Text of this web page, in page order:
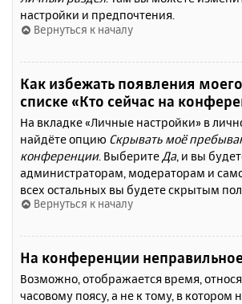
настройки и предпочтения.
Вернуться к началу
Как избежать появления
списке «Кто сейчас на
На вкладке «Личные настройки» в
найдёте опцию Скрывать моё
конференции. Выберите Да, и вы
администраторам, модераторам и
всех остальных вы будете скрытым
Вернуться к началу
На конференции
Возможно, отображается время,
часовому поясу, а не к тому, в котором